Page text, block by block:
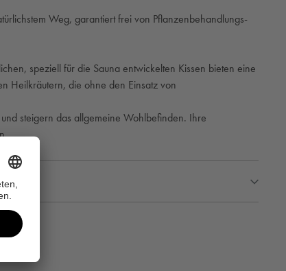
Weg, garantiert frei von Pflanzenbehandlungs-
speziell für die Sauna entwickelten Kissen bieten eine
Heilkräutern, die ohne den Einsatz von
steigern das allgemeine Wohlbefinden. Ihre